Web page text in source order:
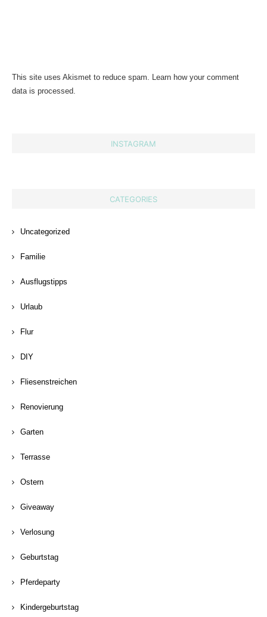
This site uses Akismet to reduce spam. Learn how your comment
data is processed.
INSTAGRAM
CATEGORIES
Uncategorized
Familie
Ausflugstipps
Urlaub
Flur
DIY
Fliesenstreichen
Renovierung
Garten
Terrasse
Ostern
Giveaway
Verlosung
Geburtstag
Pferdeparty
Kindergeburtstag